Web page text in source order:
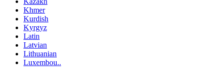
Khmer
Kurdish
Kyrgyz
Latin
Latvian
Lithuanian
Luxembou..